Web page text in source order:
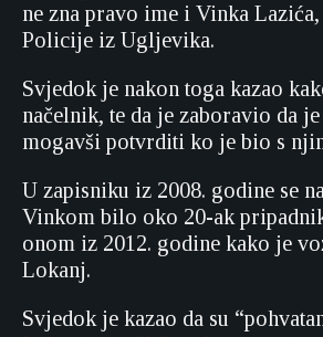
ne zna pravo ime i Vinka
Policije iz Ugljevika.
Svjedok je nakon toga kazao
načelnik, te da je zaboravio da
mogavši potvrditi ko je bio s
U zapisniku iz 2008. godine se
Vinkom bilo oko 20-ak
onom iz 2012. godine kako je
Lokanj.
Svjedok je kazao da su